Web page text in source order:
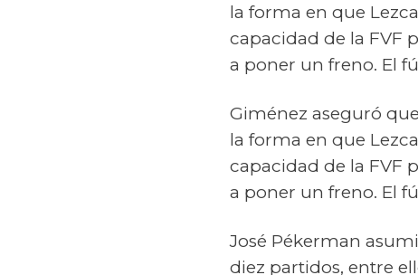
la forma en que
capacidad de la FVF
a poner un freno. El
Giménez aseguró
la forma en que
capacidad de la FVF
a poner un freno. El
José Pékerman
diez partidos, entre